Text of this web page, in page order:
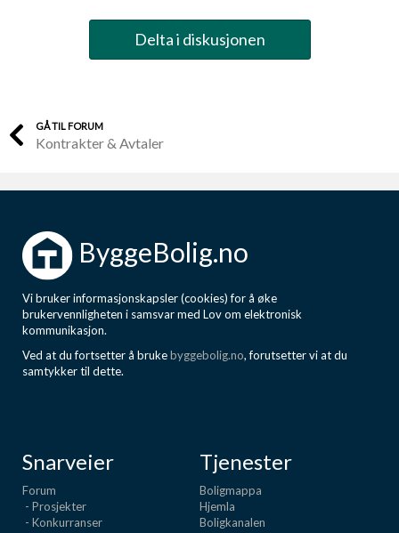
Delta i diskusjonen
GÅ TIL FORUM
Kontrakter & Avtaler
ByggeBolig.no
Vi bruker informasjonskapsler (cookies) for å øke
brukervennligheten i samsvar med Lov om elektronisk
kommunikasjon.
Ved at du fortsetter å brukebyggebolig.no, forutsetter vi at du
samtykker til dette.
Snarveier
Forum
- Prosjekter
- Konkurranser
Tjenester
Boligmappa
Hjemla
Boligkanalen